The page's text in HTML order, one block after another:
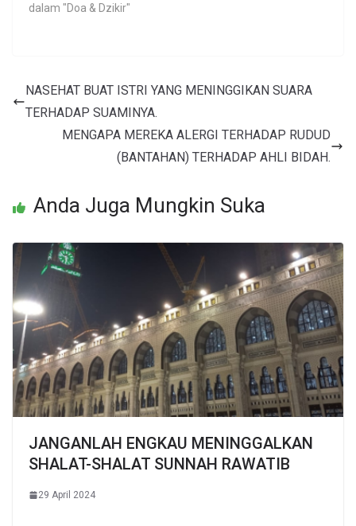
dalam "Doa & Dzikir"
NASEHAT BUAT ISTRI YANG MENINGGIKAN SUARA
TERHADAP SUAMINYA.
MENGAPA MEREKA ALERGI TERHADAP RUDUD
(BANTAHAN) TERHADAP AHLI BIDAH.
Anda Juga Mungkin Suka
JANGANLAH ENGKAU MENINGGALKAN
SHALAT-SHALAT SUNNAH RAWATIB
29 April 2024